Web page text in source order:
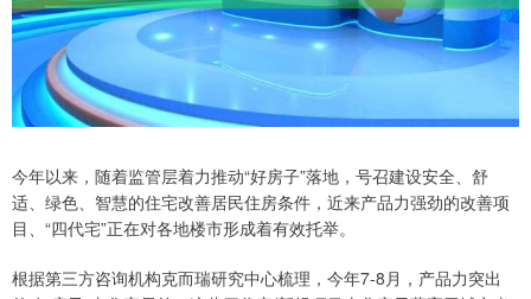
今年以来，随着监管层着力推动“好房子”落地，号召建设安全、舒
适、绿色、智慧的住宅改善居民住房条件，近来产品力强劲的改善项
目、“四代宅”正在对各地楼市形成着有效托举。
根据第三方咨询机构克而瑞研究中心梳理，今年7-8月，产品力突出